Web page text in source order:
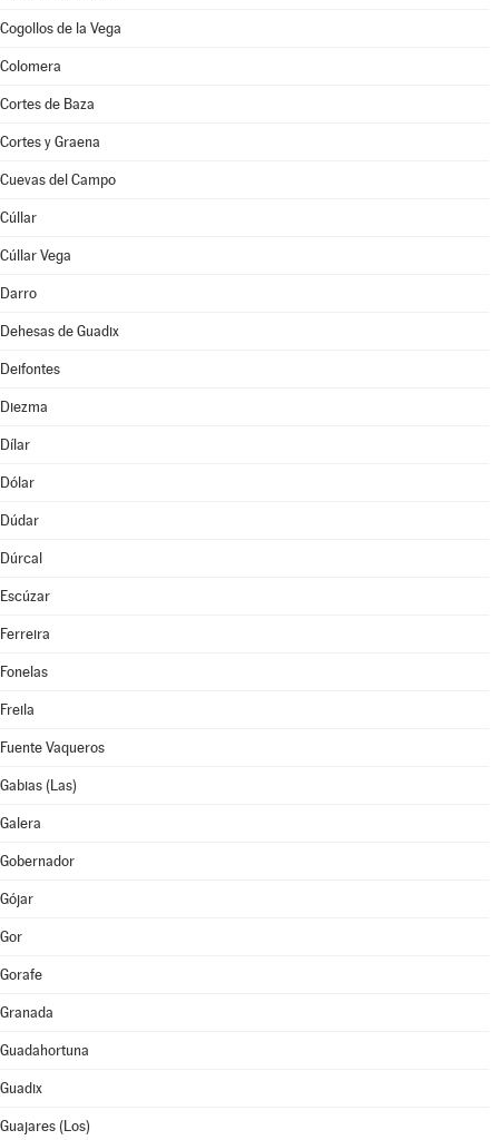
Cogollos de la Vega
Colomera
Cortes de Baza
Cortes y Graena
Cuevas del Campo
Cúllar
Cúllar Vega
Darro
Dehesas de Guadix
Deifontes
Diezma
Dílar
Dólar
Dúdar
Dúrcal
Escúzar
Ferreira
Fonelas
Freila
Fuente Vaqueros
Gabias (Las)
Galera
Gobernador
Gójar
Gor
Gorafe
Granada
Guadahortuna
Guadix
Guajares (Los)